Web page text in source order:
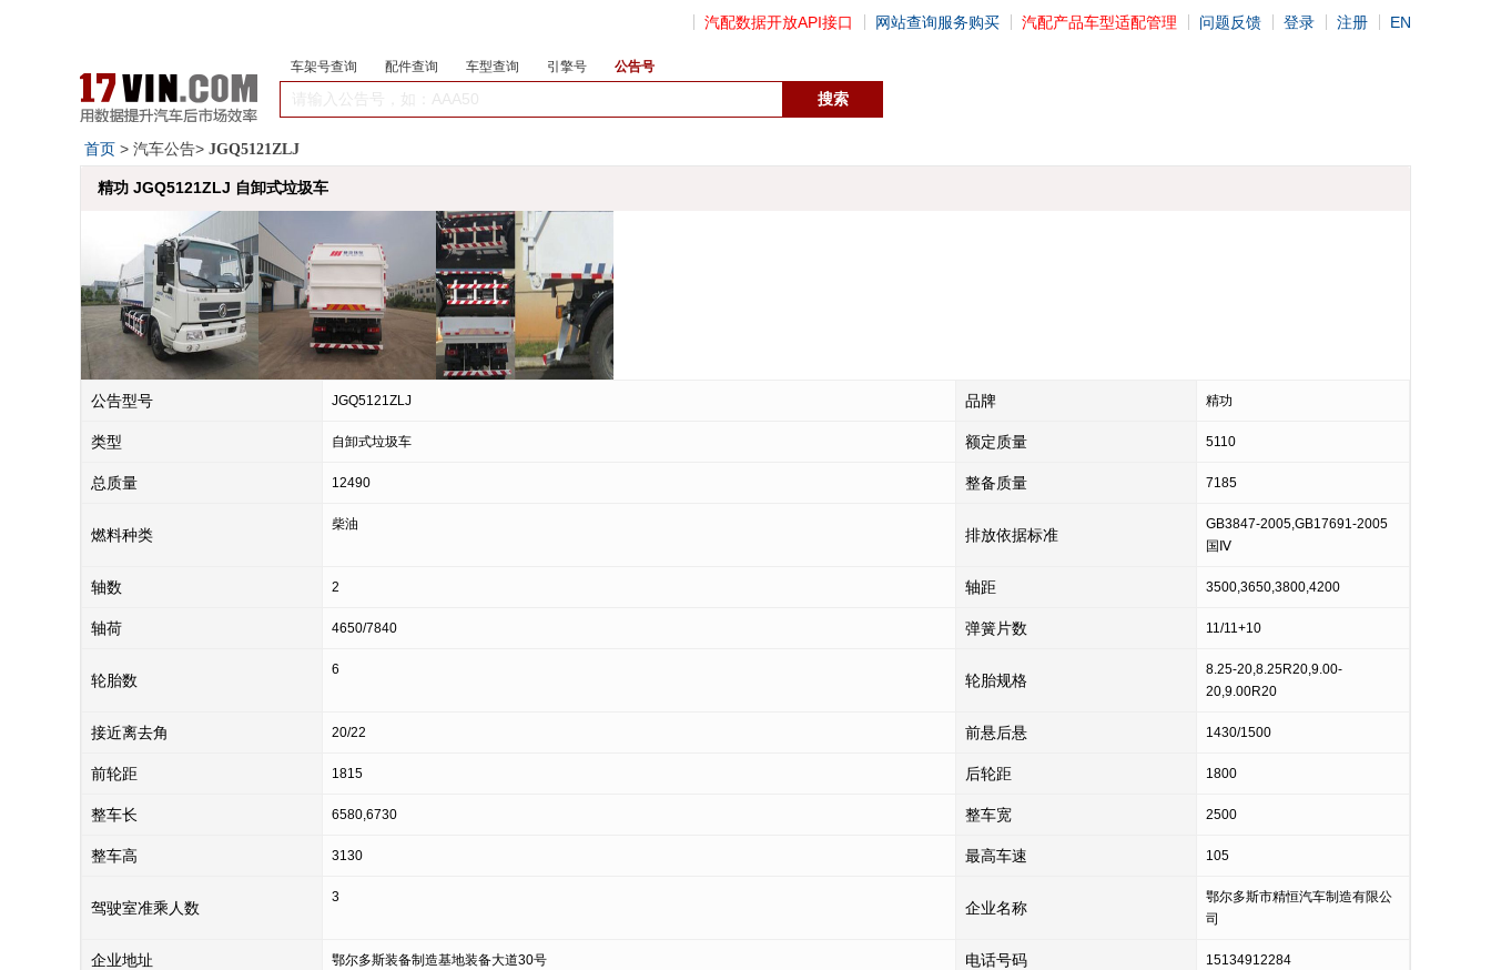
汽配数据开放API接口 网站查询服务购买 汽配产品车型适配管理 问题反馈 登录 注册 EN
车架号查询 配件查询 车型查询 引擎号 公告号
首页 > 汽车公告> JGQ5121ZLJ
精功 JGQ5121ZLJ 自卸式垃圾车
公告型号 JGQ5121ZLJ 品牌 精功
类型 自卸式垃圾车 额定质量 5110
总质量 12490 整备质量 7185
燃料种类
柴油
排放依据标准
GB3847-2005,GB17691-2005
国Ⅳ
轴数 2 轴距 3500,3650,3800,4200
轴荷 4650/7840 弹簧片数 11/11+10
轮胎数
6
轮胎规格
8.25-20,8.25R20,9.00-
20,9.00R20
接近离去角 20/22 前悬后悬 1430/1500
前轮距 1815 后轮距 1800
整车长 6580,6730 整车宽 2500
整车高 3130 最高车速 105
驾驶室准乘人数
3
企业名称
鄂尔多斯市精恒汽车制造有限公
司
企业地址 鄂尔多斯装备制造基地装备大道30号 电话号码 15134912284